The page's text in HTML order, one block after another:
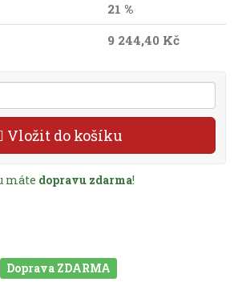
21 %
9 244,40 Kč
Vložit do košíku
máte dopravu zdarma!
Doprava ZDARMA